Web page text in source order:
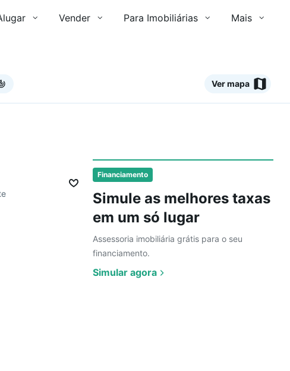
Vender Para Imobiliárias Mais
Ver mapa
Financiamento
Simule as melhores taxas
em um só lugar
Assessoria imobiliária grátis para o seu
financiamento.
Simular agora
Ver